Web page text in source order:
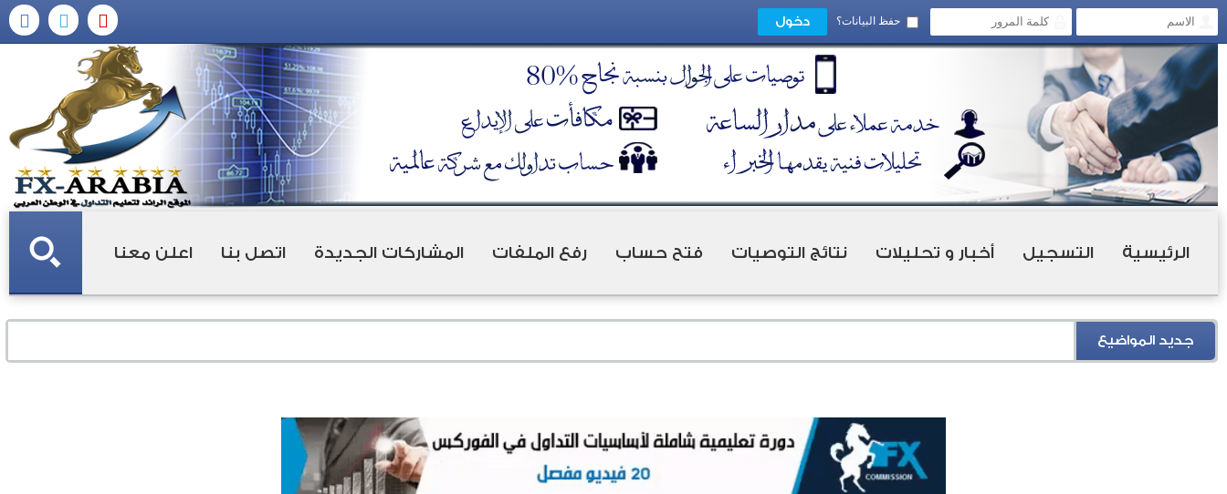
حفظ البيانات؟
الرئيسية التسجيل أخبار و تحليلات نتائج التوصيات فتح حساب رفع الملفات المشاركات الجديدة اتصل بنا اعلن معنا
جديد المواضيع